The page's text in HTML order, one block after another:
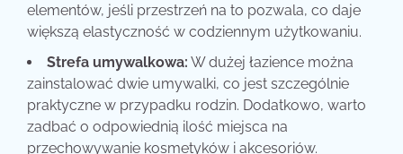
elementów, jeśli przestrzeń na to pozwala, co daje
większą elastyczność w codziennym użytkowaniu.
Strefa umywalkowa: W dużej łazience można
zainstalować dwie umywalki, co jest szczególnie
praktyczne w przypadku rodzin. Dodatkowo, warto
zadbać o odpowiednią ilość miejsca na
przechowywanie kosmetyków i akcesoriów.